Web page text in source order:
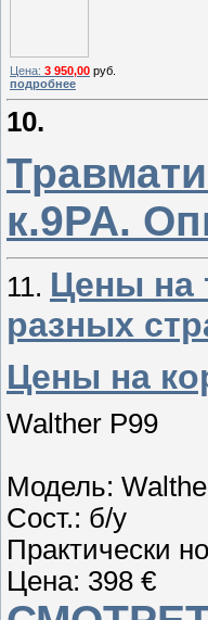
Цена: 3 950,00 руб.
подробнее
10.
к.9РА.
11. Цены на
разных
Цены на
Walther P99
Модель:
Сост.: б/у
Практически
Цена: 398 €